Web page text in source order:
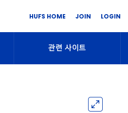
HUFS HOME JOIN LOGIN
관련 사이트